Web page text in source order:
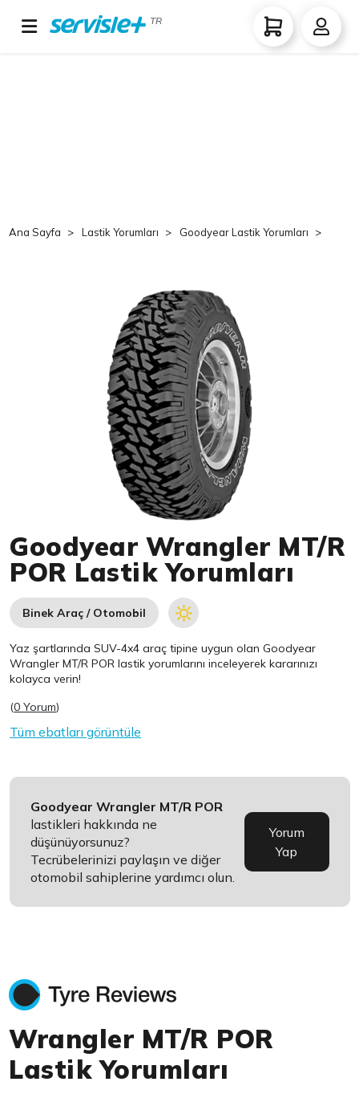
TR
Ana Sayfa Lastik Yorumları Goodyear Lastik Yorumları
Goodyear Wrangler MT/R
POR Lastik Yorumları
Binek Araç / Otomobil
Yaz şartlarında SUV-4x4 araç tipine uygun olanGoodyear
Wrangler MT/R POR lastik yorumlarını inceleyerek kararınızı
kolayca verin!
(0 Yorum)
Tüm ebatları görüntüle
Goodyear Wrangler MT/R POR
lastikleri hakkında ne
düşünüyorsunuz?
Tecrübelerinizi paylaşın ve diğer
otomobil sahiplerine yardımcı olun.
Yorum
Yap
Wrangler MT/R POR
Lastik Yorumları